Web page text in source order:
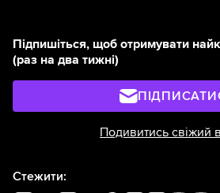
Підпишіться, щоб отримувати
(раз на два тижні)
Подивитись свіжий
Стежити: